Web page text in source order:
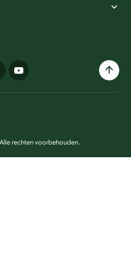
rechten voorbehouden.